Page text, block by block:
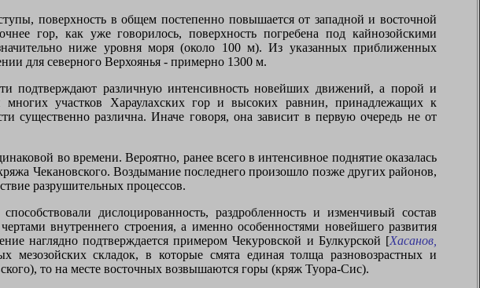
поверхность в общем постепенно повышается от западной и восточной
гор, как уже говорилось, поверхность погребена под кайнозойскими
ниже уровня моря (около 100 м). Из указанных приближенных
для северного Верхоянья - примерно 1300 м.
подтверждают различную интенсивность новейших движений, а порой и
участков Хараулахских гор и высоких равнин, принадлежащих к
существенно различна. Иначе говоря, она зависит в первую очередь не от
во времени. Вероятно, ранее всего в интенсивное поднятие оказалась
Чекановского. Воздымание последнего произошло позже других районов,
разрушительных процессов.
дислоцированность, раздробленность и изменчивый состав
внутреннего строения, а именно особенностями новейшего развития
наглядно подтверждается примером Чекуровской и Булкурской [Хасанов,
складок, в которые смята единая толща разновозрастных и
то на месте восточных возвышаются горы (кряж Туора-Сис).